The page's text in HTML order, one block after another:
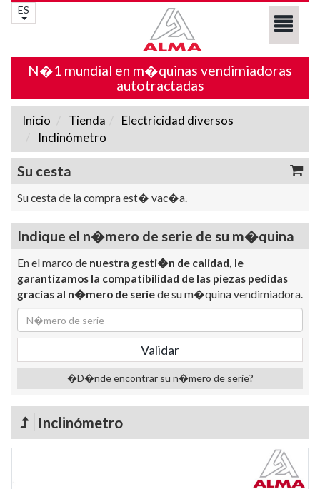
ES
N�1 mundial en m�quinas vendimiadoras
autotractadas
Inicio Tienda
Electricidad diversos
Inclinómetro
Su cesta
Su cesta de la compra est� vac�a.
Indique el n�mero de serie de su m�quina
En el marco de nuestra gesti�n de calidad, le
garantizamos la compatibilidad de las piezas pedidas
gracias al n�mero de seriede su m�quina vendimiadora.
�D�nde encontrar su n�mero de serie?
Inclinómetro